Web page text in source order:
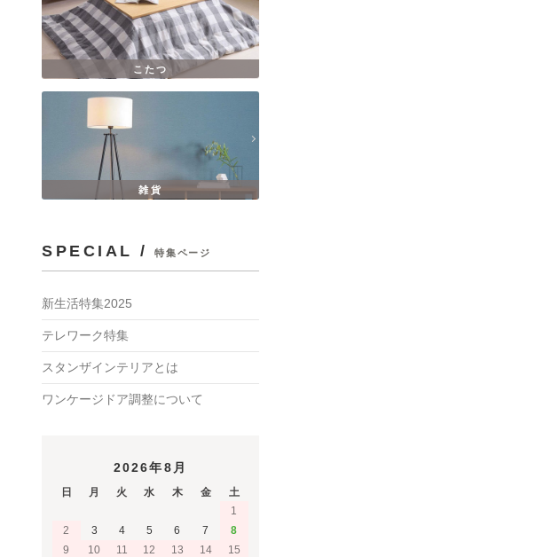
こたつ
雑貨
SPECIAL / 特集ページ
新生活特集2025
テレワーク特集
スタンザインテリアとは
ワンケージドア調整について
2026年8月
日 月 火 水 木 金
土
1
2
3 4 5 6 7
8
9
10 11 12 13 14
15